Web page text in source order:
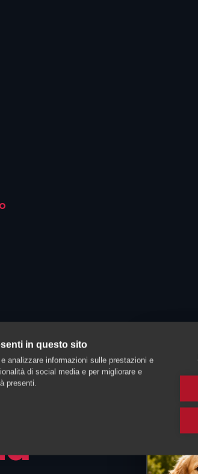
in questo sito
analizzare informazioni sulle prestazioni e
di social media e per migliorare e
presenti.